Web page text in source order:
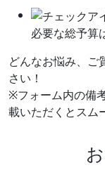
必要な総予算
どんなお悩み、ご
さい！
※フォーム内の備
載いただくとスム